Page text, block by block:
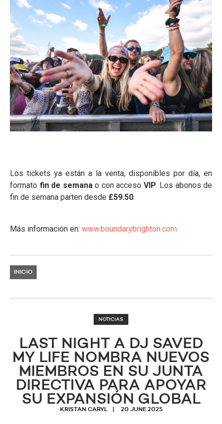
Los tickets ya están a la venta, disponibles por día, en
formato fin de semanao con acceso VIP. Los abonos de
fin de semana parten desde £59.50.
Más información en: www.boundarybrighton.com
INICIO
NOTICIAS
LAST NIGHT A DJ SAVED
MY LIFE NOMBRA NUEVOS
MIEMBROS EN SU JUNTA
DIRECTIVA PARA APOYAR
SU EXPANSIÓN GLOBAL
KRISTAN CARYL 20 JUNE 2025